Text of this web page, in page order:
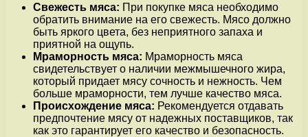
Свежесть мяса: При покупке мяса необходимо
обратить внимание на его свежесть. Мясо должно
быть яркого цвета, без неприятного запаха и
приятной на ощупь.
Мраморность мяса: Мраморность мяса
свидетельствует о наличии межмышечного жира,
который придает мясу сочность и нежность. Чем
больше мраморности, тем лучше качество мяса.
Происхождение мяса: Рекомендуется отдавать
предпочтение мясу от надежных поставщиков, так
как это гарантирует его качество и безопасность.